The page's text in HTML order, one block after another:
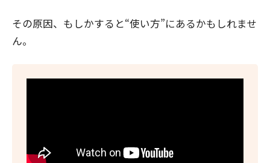
その原因、もしかすると“使い方”にあるかもしれませ
ん。